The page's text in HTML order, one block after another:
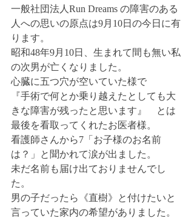
一般社団法人Run Dreams の障害のある
人への思いの原点は9月10日の今日に有
ります。
昭和48年9月10日、生まれて間も無い私
の次男が亡くなりました。
心臓に五つ穴が空いていた様で
『手術で何とか乗り越えたとしても大
きな障害が残ったと思います』　とは
最後を看取ってくれたお医者様。
看護師さんから7「お子様のお名前
は？」と聞かれて涙が出ました。
未だ名前も届け出ておりませんでし
た。
男の子だったら《直樹》と付けたいと
言っていた家内の希望がありました。